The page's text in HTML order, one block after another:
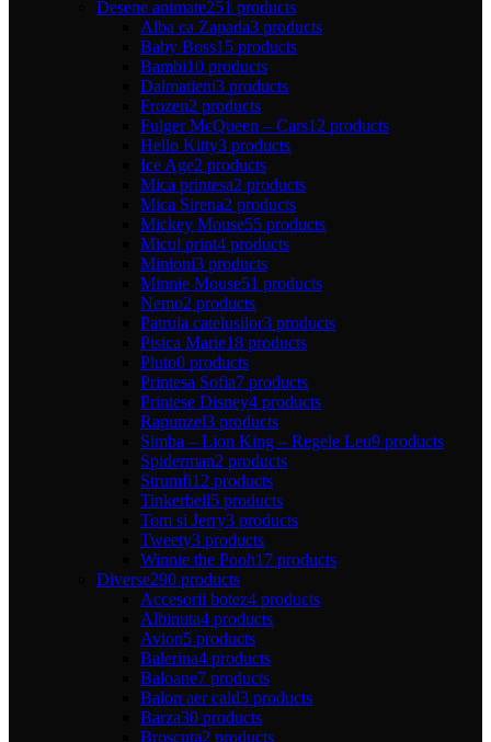
Desene animate251 products
Alba ca Zapada3 products
Baby Boss15 products
Bambi10 products
Dalmatieni3 products
Frozen2 products
Fulger McQueen – Cars12 products
Hello Kitty3 products
Ice Age2 products
Mica printesa2 products
Mica Sirena2 products
Mickey Mouse55 products
Micul print4 products
Minioni3 products
Minnie Mouse51 products
Nemo2 products
Patrula catelusilor3 products
Pisica Marie18 products
Pluto0 products
Printesa Sofia7 products
Printese Disney4 products
Rapunzel3 products
Simba – Lion King – Regele Leu9 products
Spiderman2 products
Strumfi12 products
Tinkerbell5 products
Tom si Jerry3 products
Tweety3 products
Winnie the Pooh17 products
Diverse290 products
Accesorii botez4 products
Albinuta4 products
Avion5 products
Balerina4 products
Baloane7 products
Balon aer cald3 products
Barza30 products
Broscuta2 products